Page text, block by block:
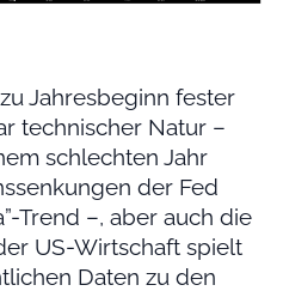
Jahresbeginn fester
technischer Natur –
schlechten Jahr
der Fed
Trend –, aber auch die
US-Wirtschaft spielt
Daten zu den